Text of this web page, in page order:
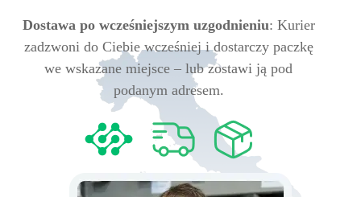
Dostawa po wcześniejszym uzgodnieniu: Kurier
zadzwoni do Ciebie wcześniej i dostarczy paczkę
we wskazane miejsce – lub zostawi ją pod
podanym adresem.